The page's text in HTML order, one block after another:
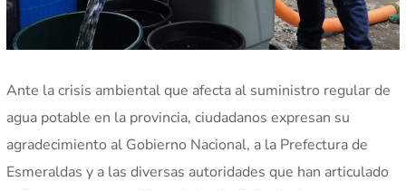
Ante la crisis ambiental que afecta al suministro regular de
agua potable en la provincia, ciudadanos expresan su
agradecimiento al Gobierno Nacional, a la Prefectura de
Esmeraldas y a las diversas autoridades que han articulado